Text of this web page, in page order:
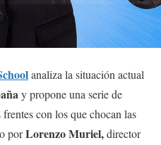
analiza la situación actual
y propone una serie de
con los que chocan las
porLorenzo Muriel,director